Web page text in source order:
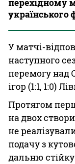
перехідному
українського
У матчі-
наступного
перемогу над
ігор (1:1, 1:0)
Протягом
на двох
не
подачу з
дальню